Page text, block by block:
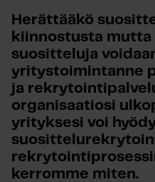
Herättääkö
kiinnostusta
suositteluja
yritystoimintanne
ja
organisaatiosi
yrityksesi voi
kerromme miten.